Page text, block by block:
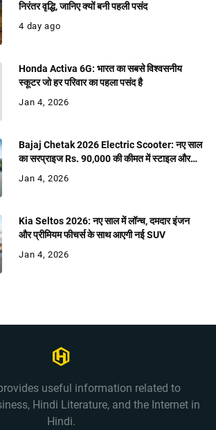
निरंतर वृद्धि, जानिए क्यों बनी पहली पसंद
4 day ago
Honda Activa 6G: भारत का सबसे विश्वसनीय
स्कूटर जो हर परिवार का पहला पसंद है
Jan 4, 2026
Bajaj Chetak 2026 Electric Scooter: नए साल
का सरप्राइज Rs. 90,000 की कीमत में स्टाइल और
शक्ति
Jan 4, 2026
Kia Seltos 2026: नए साल में लॉन्च, दमदार इंजन
और प्रीमियम फीचर्स के साथ आएगी नई SUV
Jan 4, 2026
useful information related to
Hindi Literature, and the Internet in
Hindi.